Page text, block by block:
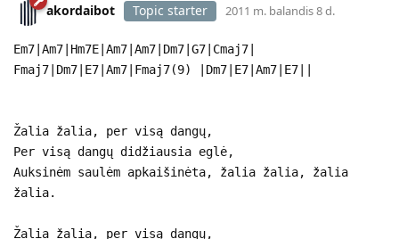
akordaibot Topic starter 2011 m. balandis 8 d.
Em7|Am7|Hm7E|Am7|Am7|Dm7|G7|Cmaj7|
Fmaj7|Dm7|E7|Am7|Fmaj7(9) |Dm7|E7|Am7|E7||
Žalia žalia, per visą dangų,
Per visą dangų didžiausia eglė,
Auksinėm saulėm apkaišinėta, žalia žalia, žalia
žalia.
Žalia žalia, per visą dangų,